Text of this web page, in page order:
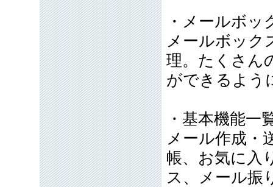
・メールボ
メールボック
理。たくさん
ができるよう
・基本機能一
メール作成・
帳、お気に入
ス、メール振